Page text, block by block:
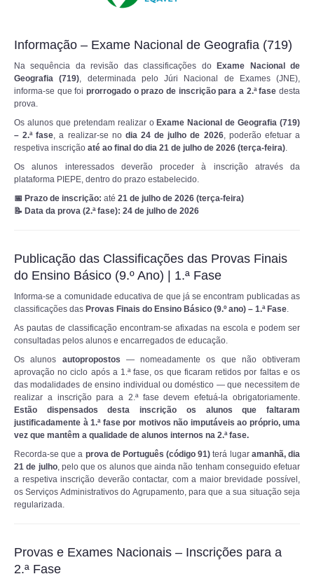
Informação – Exame Nacional de Geografia (719)
Na sequência da revisão das classificações do
Exame Nacional de
Geografia (719), determinada pelo Júri Nacional de Exames (JNE),
informa-se que foi prorrogado o prazo de inscrição para a 2.ª fase desta
prova.
Os alunos que pretendam realizar o Exame Nacional de Geografia (719)
– 2.ª fase, a realizar-se no dia 24 de julho de 2026, poderão efetuar a
respetiva inscrição até ao final do dia 21 de julho de 2026 (terça-feira).
Os alunos interessados deverão proceder à inscrição através da
plataforma PIEPE, dentro do prazo estabelecido.
📅 Prazo de inscrição: até 21 de julho de 2026 (terça-feira)
📝 Data da prova (2.ª fase): 24 de julho de 2026
Publicação das Classificações das Provas Finais
do Ensino Básico (9.º Ano) | 1.ª Fase
Informa-se a comunidade educativa de que já se encontram publicadas as
classificações das Provas Finais do Ensino Básico (9.º ano) – 1.ª Fase.
As pautas de classificação encontram-se afixadas na escola e podem ser
consultadas pelos alunos e encarregados de educação.
Os alunos autopropostos — nomeadamente os que não obtiveram
aprovação no ciclo após a 1.ª fase, os que ficaram retidos por faltas e os
das modalidades de ensino individual ou doméstico — que necessitem de
realizar a inscrição para a 2.ª fase devem efetuá-la obrigatoriamente.
Estão dispensados desta inscrição os alunos que faltaram
justificadamente à 1.ª fase por motivos não imputáveis ao próprio, uma
vez que mantêm a qualidade de alunos internos na 2.ª fase.
Recorda-se que a prova de Português (código 91) terá lugar amanhã, dia
21 de julho, pelo que os alunos que ainda não tenham conseguido efetuar
a respetiva inscrição deverão contactar, com a maior brevidade possível,
os Serviços Administrativos do Agrupamento, para que a sua situação seja
regularizada.
Provas e Exames Nacionais – Inscrições para a
2.ª Fase